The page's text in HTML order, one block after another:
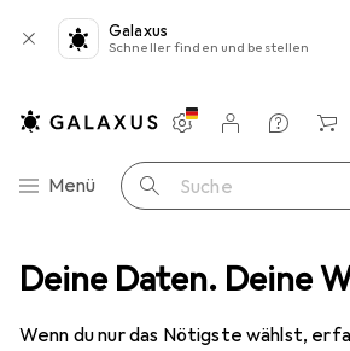
Deine Daten. Deine
Wenn du nur das Nötigste wählst,
Galaxus
Schneller finden und bestellen
Navigation nach Kategorien
Menü Suche
Einstellungen
Kundenkonto
Vergleichslisten
Merklisten
Warenkorb
Rezepte für jeden Geschmack und Anlass -